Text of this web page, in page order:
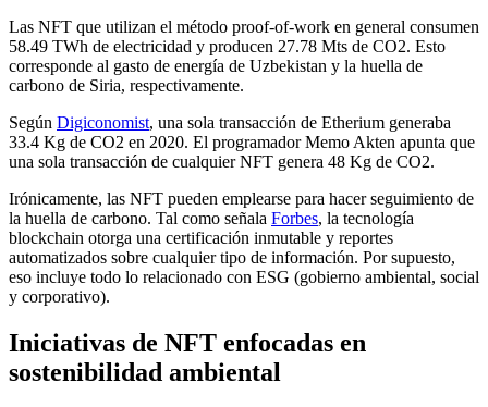
Las NFT que utilizan el método proof-of-work en general consumen
58.49 TWh de electricidad y producen 27.78 Mts de CO2. Esto
corresponde al gasto de energía de Uzbekistan y la huella de
carbono de Siria, respectivamente.
Según Digiconomist, una sola transacción de Etherium generaba
33.4 Kg de CO2 en 2020. El programador Memo Akten apunta que
una sola transacción de cualquier NFT genera 48 Kg de CO2.
Irónicamente, las NFT pueden emplearse para hacer seguimiento de
la huella de carbono. Tal como señala Forbes, la tecnología
blockchain otorga una certificación inmutable y reportes
automatizados sobre cualquier tipo de información. Por supuesto,
eso incluye todo lo relacionado con ESG (gobierno ambiental, social
y corporativo).
Iniciativas de NFT enfocadas en
sostenibilidad ambiental